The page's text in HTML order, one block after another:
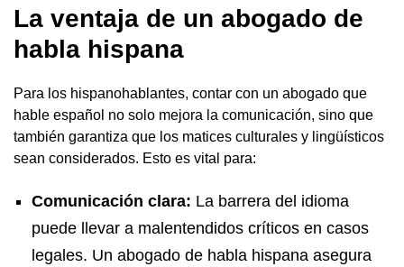
La ventaja de un abogado de
habla hispana
Para los hispanohablantes, contar con un abogado que
hable español no solo mejora la comunicación, sino que
también garantiza que los matices culturales y lingüísticos
sean considerados. Esto es vital para:
Comunicación clara: La barrera del idioma
puede llevar a malentendidos críticos en casos
legales. Un abogado de habla hispana asegura